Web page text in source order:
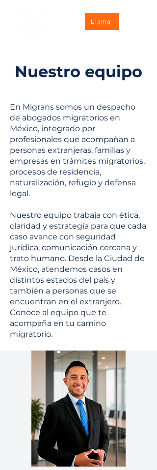
Llama
Nuestro equipo
En Migrans somos un despacho
de abogados migratorios en
México, integrado por
profesionales que acompañan a
personas extranjeras, familias y
empresas en trámites migratorios,
procesos de residencia,
naturalización, refugio y defensa
legal.
Nuestro equipo trabaja con ética,
claridad y estrategia para que cada
caso avance con seguridad
jurídica, comunicación cercana y
trato humano. Desde la Ciudad de
México, atendemos casos en
distintos estados del país y
también a personas que se
encuentran en el extranjero.
Conoce al equipo que te
acompaña en tu camino
migratorio.